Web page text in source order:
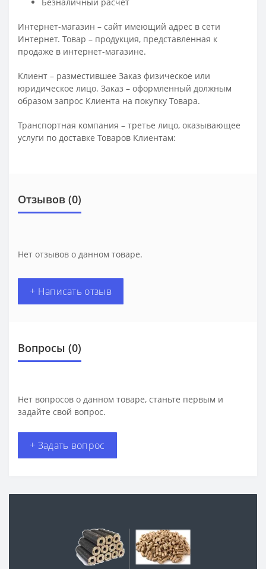
Интернет-магазин – сайт имеющий адрес в сети
Интернет. Товар – продукция, представленная к
продаже в интернет-магазине.
Клиент – разместившее Заказ физическое или
юридическое лицо. Заказ – оформленный должным
образом запрос Клиента на покупку Товара.
Транспортная компания – третье лицо, оказывающее
услуги по доставке Товаров Клиентам:
Отзывов (0)
Нет отзывов о данном товаре.
+ Написать отзыв
Вопросы (0)
Нет вопросов о данном товаре, станьте первым и
задайте свой вопрос.
+ Задать вопрос